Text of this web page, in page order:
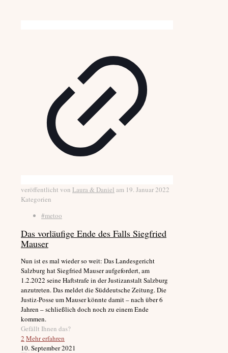
veröffentlicht von Laura & Daniel am 19. Januar 2022
Kategorien
#metoo
Das vorläufige Ende des Falls Siegfried
Mauser
Nun ist es mal wieder so weit: Das Landesgericht
Salzburg hat Siegfried Mauser aufgefordert, am
1.2.2022 seine Haftstrafe in der Justizanstalt Salzburg
anzutreten. Das meldet die Süddeutsche Zeitung. Die
Justiz-Posse um Mauser könnte damit – nach über 6
Jahren – schließlich doch noch zu einem Ende
kommen.
Gefällt Ihnen das?
2 Mehr erfahren
10. September 2021